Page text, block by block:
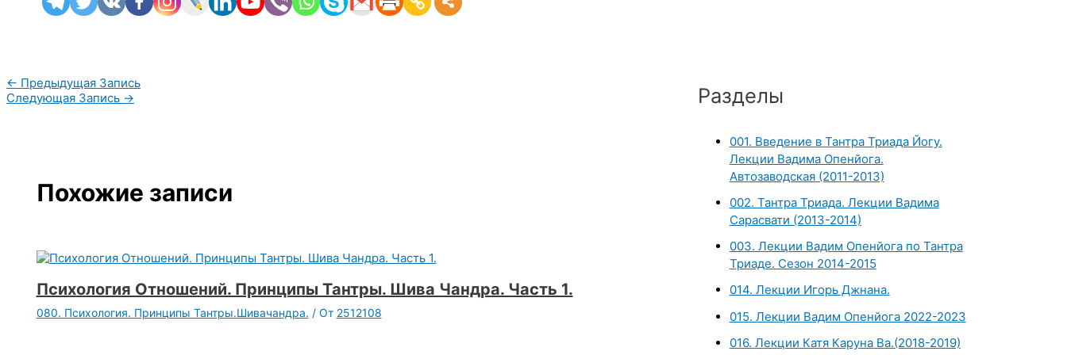
← Предыдущая Запись
Следующая Запись →
Похожие записи
Психология Отношений. Принципы Тантры. Шива Чандра. Часть 1.
080. Психология. Принципы Тантры.Шивачандра. / От 2512108
Разделы
001. Введение в Тантра Триада Йогу.
Лекции Вадима Опенйога.
Автозаводская (2011-2013)
002. Тантра Триада. Лекции Вадима
Сарасвати (2013-2014)
003. Лекции Вадим Опенйога по Тантра
Триаде. Сезон 2014-2015
014. Лекции Игорь Джнана.
015. Лекции Вадим Опенйога 2022-2023
016. Лекции Катя Каруна Ва.(2018-2019)